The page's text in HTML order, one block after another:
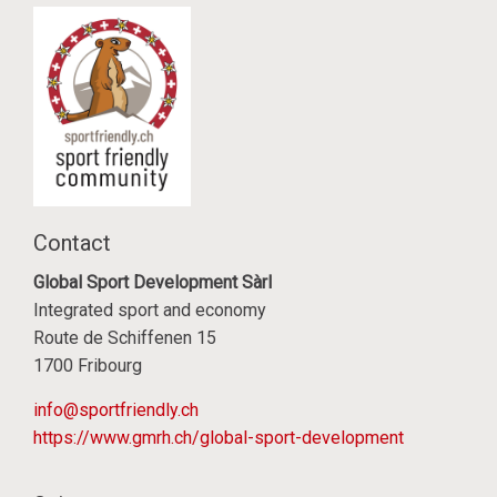
Contact
Global Sport Development Sàrl
Integrated sport and economy
Route de Schiffenen 15
1700 Fribourg
info@sportfriendly.ch
https://www.gmrh.ch/global-sport-development